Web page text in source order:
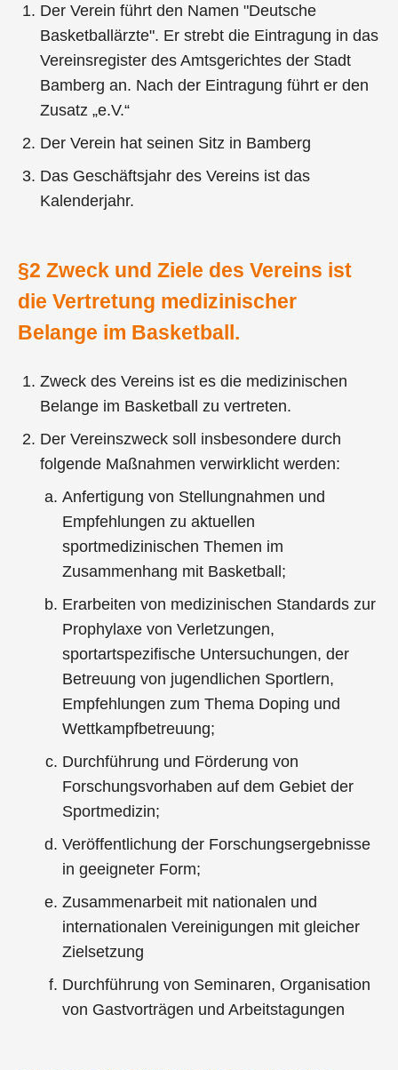
Der Verein führt den Namen "Deutsche
Basketballärzte". Er strebt die Eintragung in das
Vereinsregister des Amtsgerichtes der Stadt
Bamberg an. Nach der Eintragung führt er den
Zusatz „e.V.“
Der Verein hat seinen Sitz in Bamberg
Das Geschäftsjahr des Vereins ist das
Kalenderjahr.
§2 Zweck und Ziele des Vereins ist
die Vertretung medizinischer
Belange im Basketball.
Zweck des Vereins ist es die medizinischen
Belange im Basketball zu vertreten.
Der Vereinszweck soll insbesondere durch
folgende Maßnahmen verwirklicht werden:
Anfertigung von Stellungnahmen und
Empfehlungen zu aktuellen
sportmedizinischen Themen im
Zusammenhang mit Basketball;
Erarbeiten von medizinischen Standards zur
Prophylaxe von Verletzungen,
sportartspezifische Untersuchungen, der
Betreuung von jugendlichen Sportlern,
Empfehlungen zum Thema Doping und
Wettkampfbetreuung;
Durchführung und Förderung von
Forschungsvorhaben auf dem Gebiet der
Sportmedizin;
Veröffentlichung der Forschungsergebnisse
in geeigneter Form;
Zusammenarbeit mit nationalen und
internationalen Vereinigungen mit gleicher
Zielsetzung
Durchführung von Seminaren, Organisation
von Gastvorträgen und Arbeitstagungen